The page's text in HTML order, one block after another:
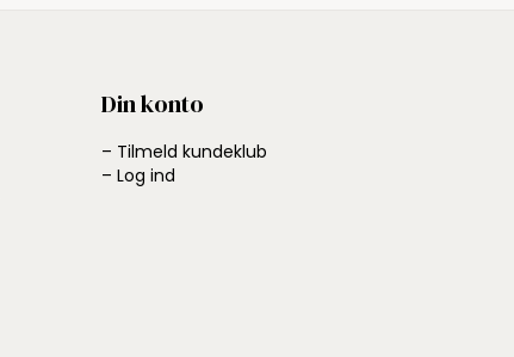
Din konto
– Tilmeld kundeklub
– Log ind